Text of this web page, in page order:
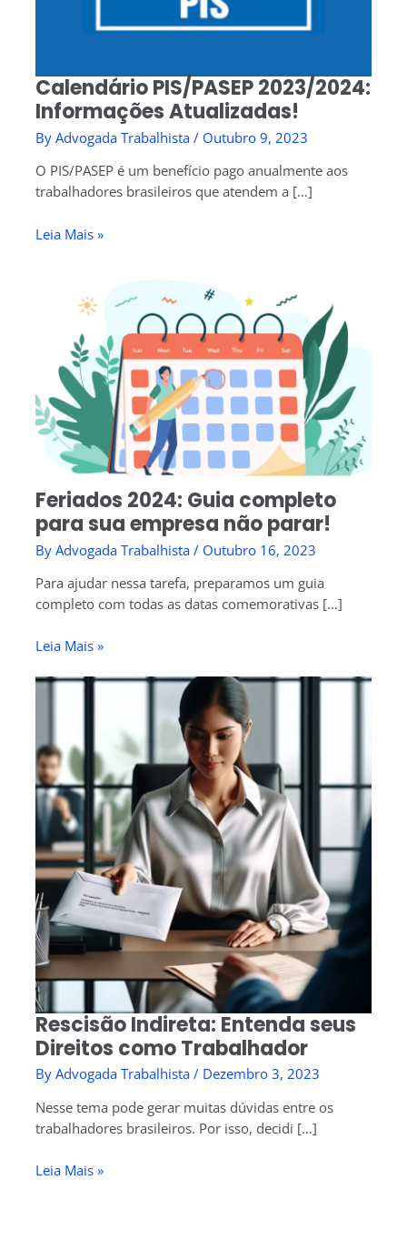
Calendário PIS/PASEP 2023/2024:
Informações Atualizadas!
ByAdvogada Trabalhista/ Outubro 9, 2023
O PIS/PASEP é um benefício pago anualmente aos
trabalhadores brasileiros que atendem a […]
Leia Mais »
Feriados 2024: Guia completo
para sua empresa não parar!
ByAdvogada Trabalhista/ Outubro 16, 2023
Para ajudar nessa tarefa, preparamos um guia
completo com todas as datas comemorativas […]
Leia Mais »
Rescisão Indireta: Entenda seus
Direitos como Trabalhador
ByAdvogada Trabalhista/ Dezembro 3, 2023
Nesse tema pode gerar muitas dúvidas entre os
trabalhadores brasileiros. Por isso, decidi […]
Leia Mais »